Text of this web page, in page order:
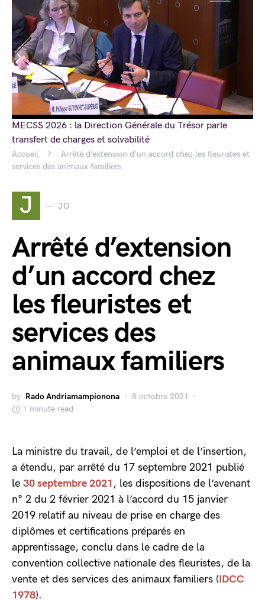
Accueil
Arrêté d’extension d’un accord chez les fleuristes et
services des animaux familiers
J JO
Arrêté d’extension
d’un accord chez
les fleuristes et
services des
animaux familiers
by Rado Andriamampionona
8 octobre 2021
1 minute read
La ministre du travail, de l’emploi et de l’insertion,
a étendu, par arrêté du 17 septembre 2021 publié
le 30 septembre 2021, les dispositions de l’avenant
n° 2 du 2 février 2021 à l’accord du 15 janvier
2019 relatif au niveau de prise en charge des
diplômes et certifications préparés en
apprentissage, conclu dans le cadre de la
convention collective nationale des fleuristes, de la
vente et des services des animaux familiers (IDCC
1978).
MECSS 2026 : la Direction Générale du Trésor parle
transfert de charges et solvabilité